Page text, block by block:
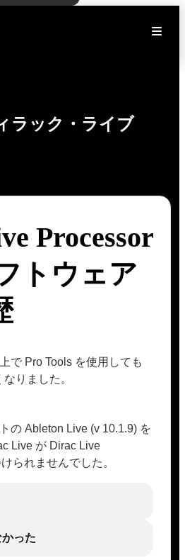
ラック・ライブ
Processor
トウェア
で Pro Tools を使用しても
りました。
の Ableton Live (v 10.1.9) を
Live が Dirac Live
られませんでした。
った